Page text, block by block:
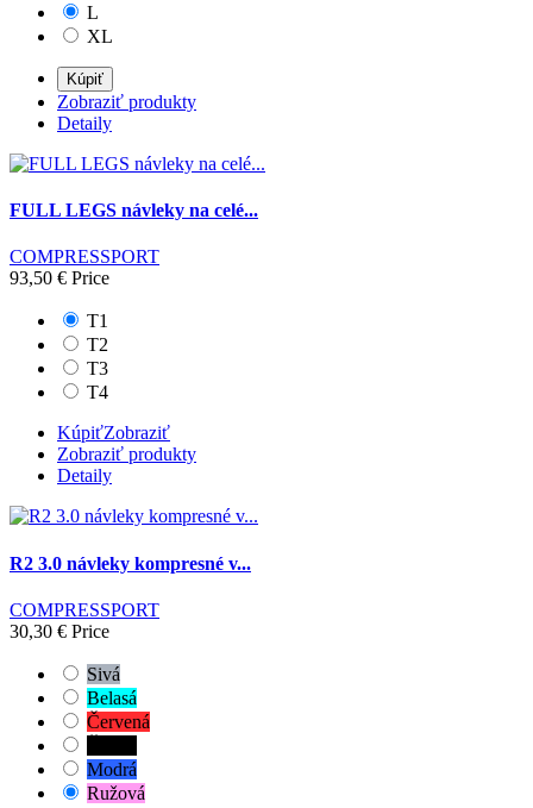
L
XL
Kúpiť
Zobraziť produkty
Detaily
FULL LEGS návleky na celé...
COMPRESSPORT
93,50 € Price
T1
T2
T3
T4
KúpiťZobraziť
Zobraziť produkty
Detaily
R2 3.0 návleky kompresné v...
COMPRESSPORT
30,30 € Price
Sivá
Belasá
Červená
Modrá
Ružová